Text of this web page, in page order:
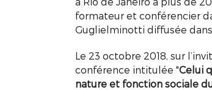
formateur et conférencier
Guglielminotti diffusée
Le 23 octobre 2018, sur
conférence intitulée "Celui
nature et fonction sociale